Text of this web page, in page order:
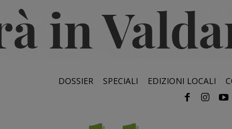
DOSSIER SPECIALI EDIZIONI LOCALI